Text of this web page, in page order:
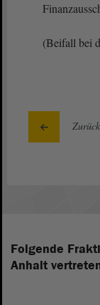
(Beifall bei
Folgende
Anhalt